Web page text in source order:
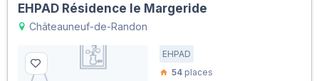
EHPAD Résidence le Margeride
Châteauneuf-de-Randon
EHPAD
54 places